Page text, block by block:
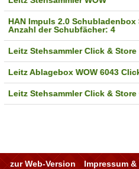
HAN Impuls 2.0 Schubladenbox
Anzahl der Schubfächer: 4
Leitz Stehsammler Click & Store
Leitz Ablagebox WOW 6043
Leitz Stehsammler Click & Store
zur Web-Version Impressum